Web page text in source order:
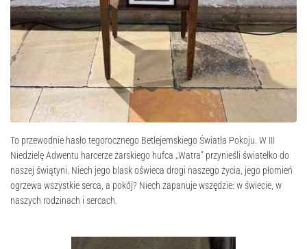
To przewodnie hasło tegorocznego Betlejemskiego Światła Pokoju. W III
Niedzielę Adwentu harcerze żarskiego hufca „Watra” przynieśli światełko do
naszej świątyni. Niech jego blask oświeca drogi naszego życia, jego płomień
ogrzewa wszystkie serca, a pokój? Niech zapanuje wszędzie: w świecie, w
naszych rodzinach i sercach.